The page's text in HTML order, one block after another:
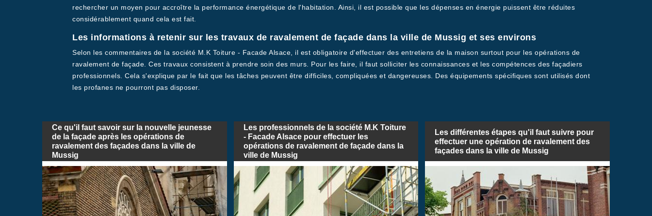
rechercher un moyen pour accroître la performance énergétique de l'habitation. Ainsi, il est possible que les dépenses en énergie puissent être réduites
considérablement quand cela est fait.
Les informations à retenir sur les travaux de ravalement de façade dans la ville de Mussig et ses environs
Selon les commentaires de la société M.K Toiture - Facade Alsace, il est obligatoire d'effectuer des entretiens de la maison surtout pour les opérations de
ravalement de façade. Ces travaux consistent à prendre soin des murs. Pour les faire, il faut solliciter les connaissances et les compétences des façadiers
professionnels. Cela s'explique par le fait que les tâches peuvent être difficiles, compliquées et dangereuses. Des équipements spécifiques sont utilisés dont
les profanes ne pourront pas disposer.
Ce qu'il faut savoir sur la nouvelle jeunesse
de la façade après les opérations de
ravalement des façades dans la ville de
Mussig
Les professionnels de la société M.K Toiture
- Facade Alsace pour effectuer les
opérations de ravalement de façade dans la
ville de Mussig
Les différentes étapes qu'il faut suivre pour
effectuer une opération de ravalement des
façades dans la ville de Mussig